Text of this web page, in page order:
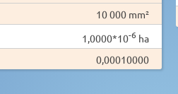
10 000 mm²
1,0000*10-6 ha
0,00010000